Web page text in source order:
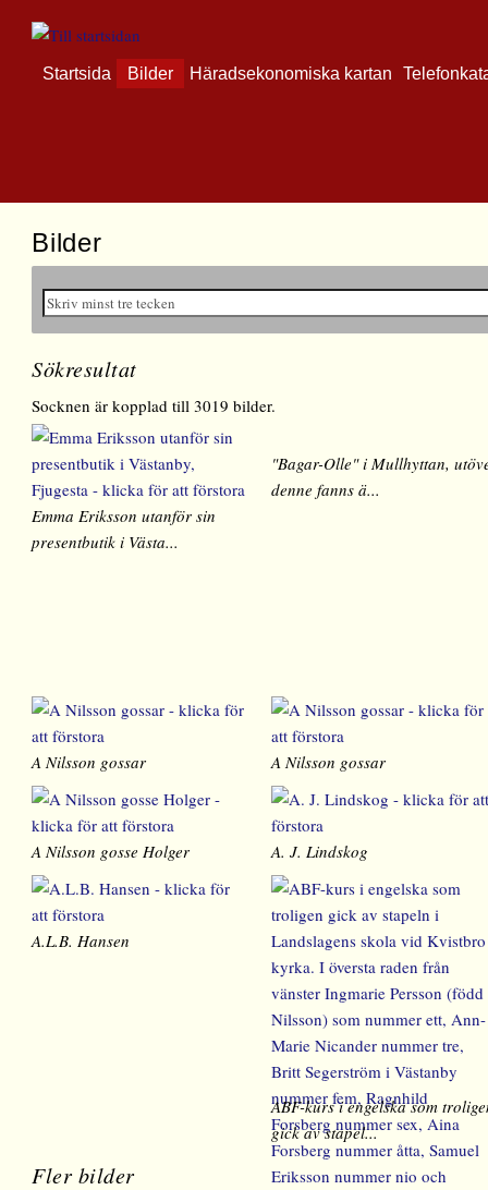
Startsida Bilder Häradsekonomiska kartan
Bilder
Sökresultat
Socknen är kopplad till 3019 bilder.
Emma Eriksson utanför sin
presentbutik i Västa...
"Bagar-Olle" i Mullhyttan,
denne fanns ä...
A Nilsson gossar A Nilsson gossar
A Nilsson gosse Holger A. J. Lindskog
A.L.B. Hansen
ABF-kurs i engelska som
gick av stapel...
Fler bilder